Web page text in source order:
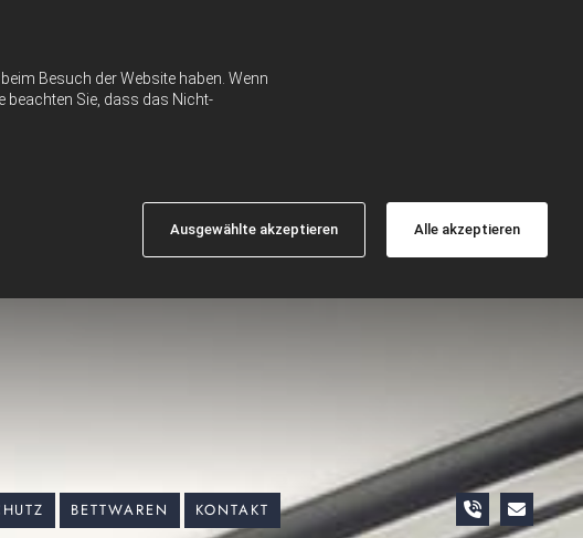
Besuch der Website haben. Wenn
beachten Sie, dass das Nicht-
Ausgewählte akzeptieren Alle akzeptieren
BETTWAREN KONTAKT